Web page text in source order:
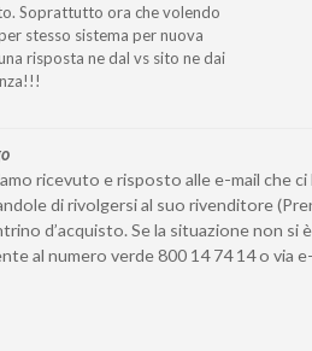
Soprattutto ora che volendo
stesso sistema per nuova
risposta ne dal vs sito ne dai
ricevuto e risposto alle e-mail che ci
di rivolgersi al suo rivenditore
d’acquisto. Se la situazione non si
al numero verde 800 14 74 14 o via